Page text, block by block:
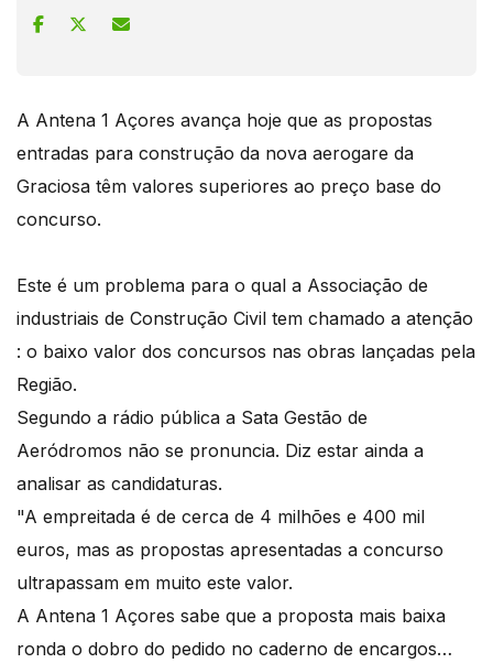
A Antena 1 Açores avança hoje que as propostas
entradas para construção da nova aerogare da
Graciosa têm valores superiores ao preço base do
concurso.
Este é um problema para o qual a Associação de
industriais de Construção Civil tem chamado a atenção
: o baixo valor dos concursos nas obras lançadas pela
Região.
Segundo a rádio pública a Sata Gestão de
Aeródromos não se pronuncia. Diz estar ainda a
analisar as candidaturas.
"A empreitada é de cerca de 4 milhões e 400 mil
euros, mas as propostas apresentadas a concurso
ultrapassam em muito este valor.
A Antena 1 Açores sabe que a proposta mais baixa
ronda o dobro do pedido no caderno de encargos…